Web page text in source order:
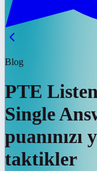
Blog
PTE
Single
taktikler